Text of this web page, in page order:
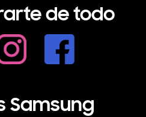
de todo
Samsung